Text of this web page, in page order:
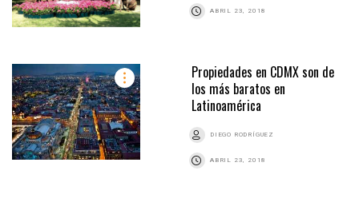
ABRIL 23, 2018
Propiedades en CDMX son de
los más baratos en
Latinoamérica
DIEGO RODRÍGUEZ
ABRIL 23, 2018